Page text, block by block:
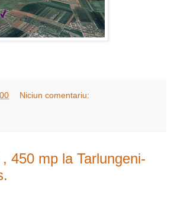
Niciun comentariu:
450 mp la Tarlungeni-